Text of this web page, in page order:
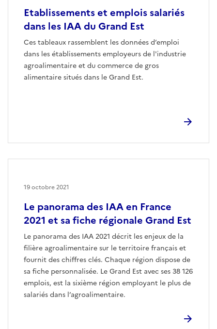
Etablissements et emplois salariés
dans les IAA du Grand Est
Ces tableaux rassemblent les données d’emploi
dans les établissements employeurs de l'industrie
agroalimentaire et du commerce de gros
alimentaire situés dans le Grand Est.
Le panorama des IAA en France
2021 et sa fiche régionale Grand Est
Le panorama des IAA 2021 décrit les enjeux de la
filière agroalimentaire sur le territoire français et
fournit des chiffres clés. Chaque région dispose de
sa fiche personnalisée. Le Grand Est avec ses 38 126
emplois, est la sixième région employant le plus de
salariés dans l’agroalimentaire.
19 octobre 2021